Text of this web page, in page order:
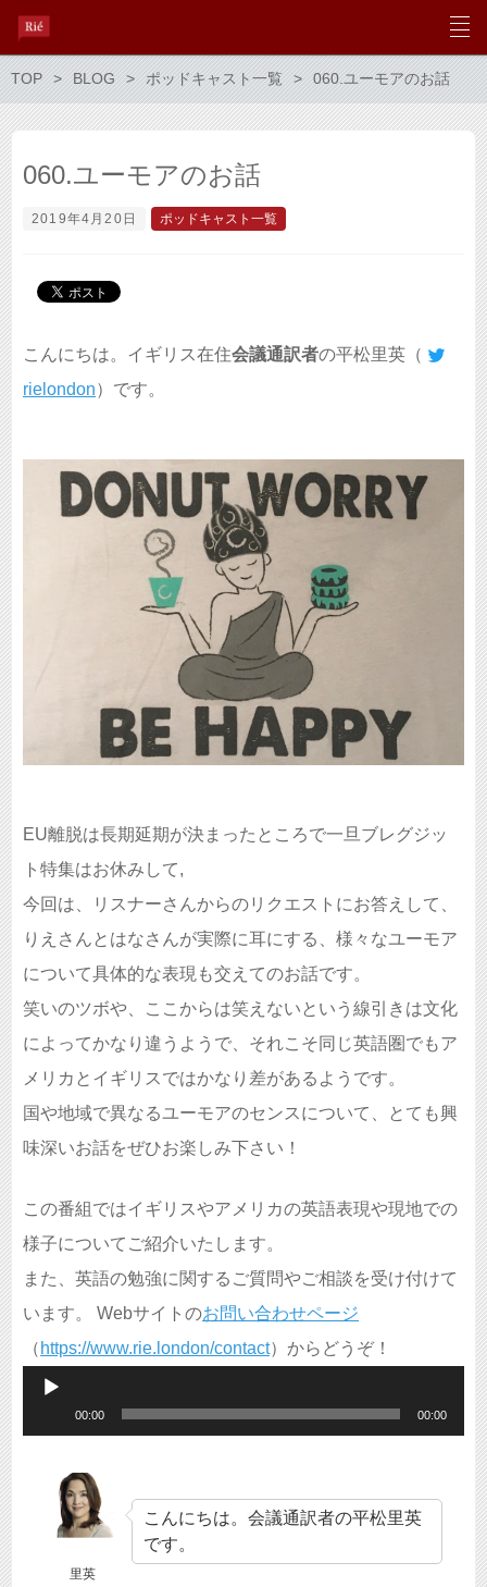
TOP BLOG ポッドキャスト一覧 060.ユーモアのお話
060.ユーモアのお話
2019年4月20日 ポッドキャスト一覧
こんにちは。イギリス在住会議通訳者の平松里英（
rielondon）です。
EU離脱は長期延期が決まったところで一旦ブレグジッ
ト特集はお休みして,
今回は、リスナーさんからのリクエストにお答えして、
りえさんとはなさんが実際に耳にする、様々なユーモア
について具体的な表現も交えてのお話です。
笑いのツボや、ここからは笑えないという線引きは文化
によってかなり違うようで、それこそ同じ英語圏でもア
メリカとイギリスではかなり差があるようです。
国や地域で異なるユーモアのセンスについて、とても興
味深いお話をぜひお楽しみ下さい！
この番組ではイギリスやアメリカの英語表現や現地での
様子についてご紹介いたします。
また、英語の勉強に関するご質問やご相談を受け付けて
います。 Webサイトのお問い合わせページ
（ https://www.rie.london/contact）からどうぞ！
00:00 00:00
里英
こんにちは。会議通訳者の平松里英
です。